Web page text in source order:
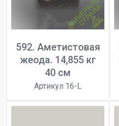
592. Аметистовая
жеода. 14,855 кг
40 см
Артикул 16-L